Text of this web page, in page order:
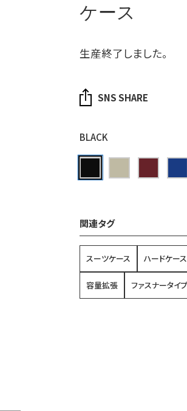
ケース
生産終了しました。
SNS SHARE
BLACK
関連タグ
スーツケース ハードケース
容量拡張 ファスナータイプ